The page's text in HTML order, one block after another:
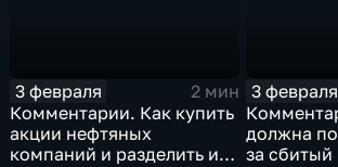
3 февраля
2 мин
Комментарии. Как купить
акции нефтяных
компаний и разделить их
3 февраля
должна
за сбитый